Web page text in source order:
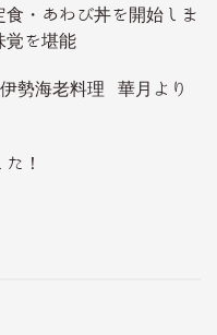
食・あわび丼を開始しま
覚を堪能
勢海老料理 華月より
！